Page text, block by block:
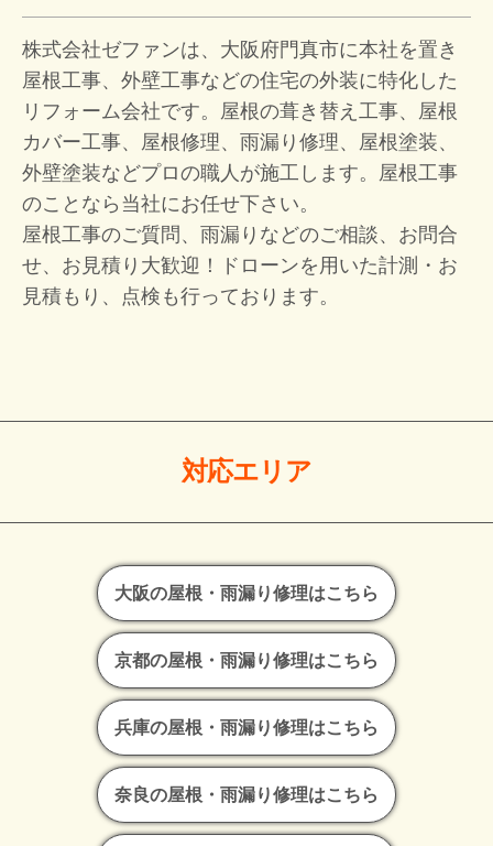
株式会社ゼファンは、大阪府門真市に本社を置き
屋根工事、外壁工事などの住宅の外装に特化した
リフォーム会社です。屋根の葺き替え工事、屋根
カバー工事、屋根修理、雨漏り修理、屋根塗装、
外壁塗装などプロの職人が施工します。屋根工事
のことなら当社にお任せ下さい。
屋根工事のご質問、雨漏りなどのご相談、お問合
せ、お見積り大歓迎！
ドローンを用いた計測・お
見積もり、点検も行っております。
対応エリア
大阪の屋根・雨漏り修理はこちら
京都の屋根・雨漏り修理はこちら
兵庫の屋根・雨漏り修理はこちら
奈良の屋根・雨漏り修理はこちら